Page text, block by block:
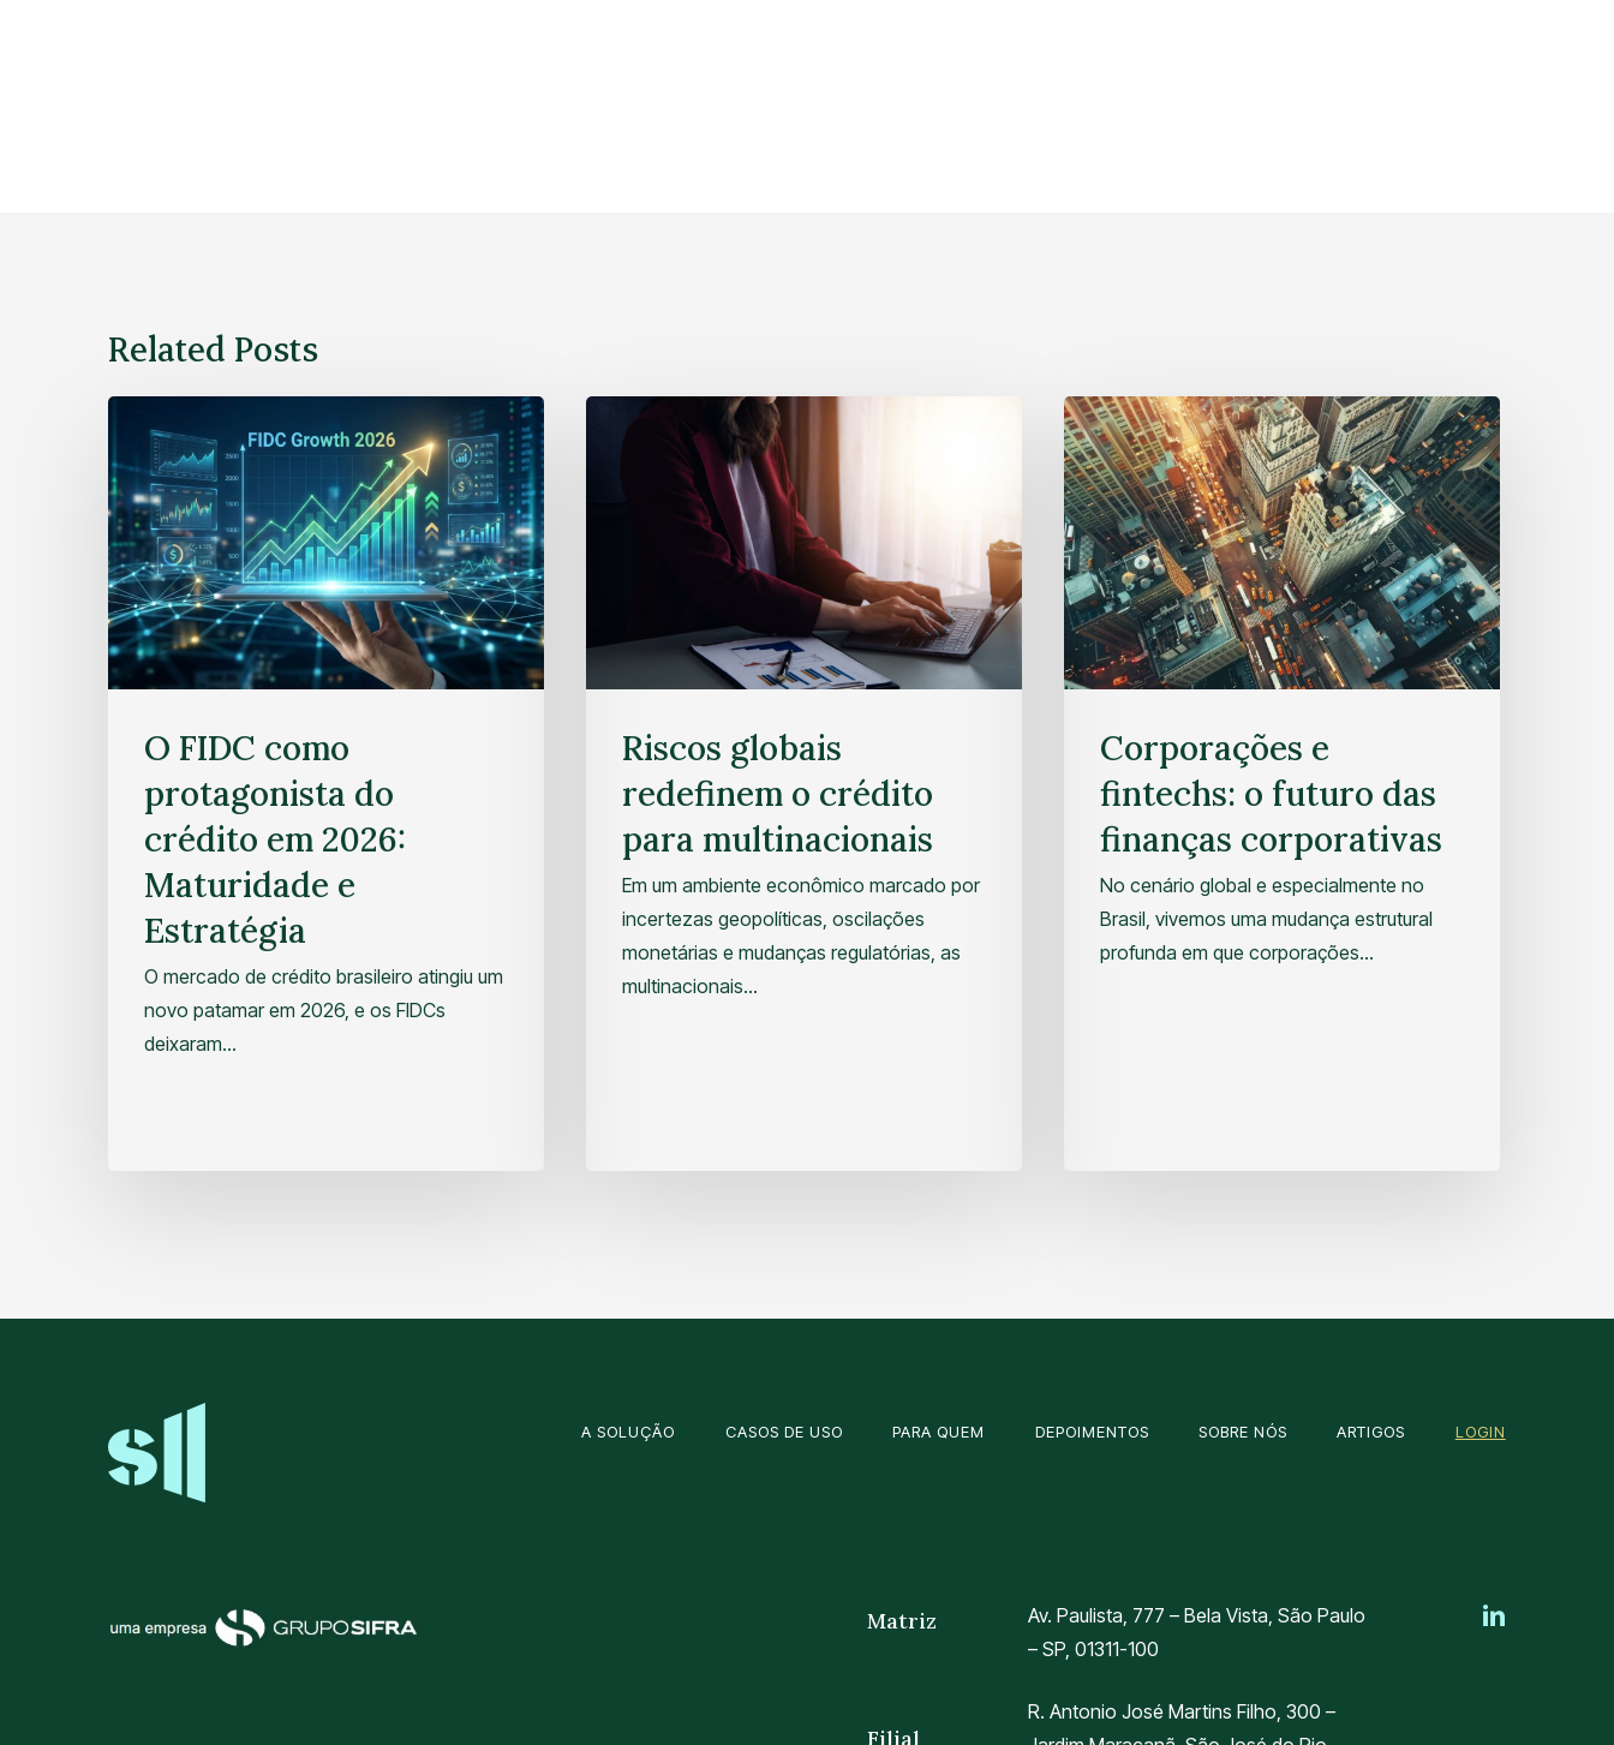
Related Posts
O FIDC como
protagonista do
crédito em 2026:
Maturidade e
Estratégia
O mercado de crédito brasileiro atingiu um
novo patamar em 2026, e os FIDCs
deixaram…
Riscos globais
redefinem o crédito
para multinacionais
Em um ambiente econômico marcado por
incertezas geopolíticas, oscilações
monetárias e mudanças regulatórias, as
multinacionais…
Corporações e
fintechs: o futuro das
finanças corporativas
No cenário global e especialmente no
Brasil, vivemos uma mudança estrutural
profunda em que corporações…
A SOLUÇÃO CASOS DE USO PARA QUEM DEPOIMENTOS SOBRE NÓS ARTIGOS LOGIN
Matriz
Filial
Av. Paulista, 777 – Bela Vista, São Paulo
– SP, 01311-100
R. Antonio José Martins Filho, 300 –